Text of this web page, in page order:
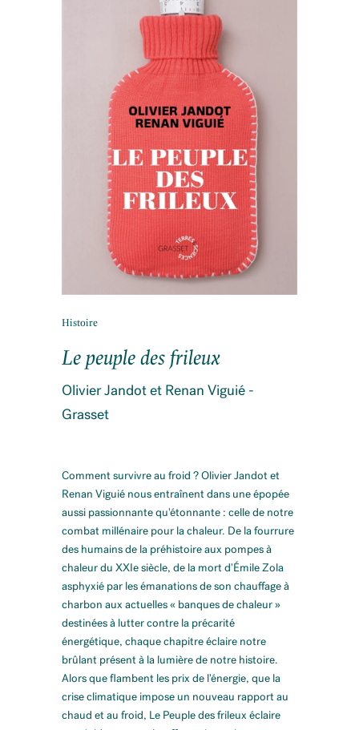
Histoire
Le peuple des frileux
Olivier Jandot et Renan Viguié -
Grasset
Comment survivre au froid ? Olivier Jandot et
Renan Viguié nous entraînent dans une épopée
aussi passionnante qu'étonnante : celle de notre
combat millénaire pour la chaleur. De la fourrure
des humains de la préhistoire aux pompes à
chaleur du XXIe siècle, de la mort d'Émile Zola
asphyxié par les émanations de son chauffage à
charbon aux actuelles « banques de chaleur »
destinées à lutter contre la précarité
énergétique, chaque chapitre éclaire notre
brûlant présent à la lumière de notre histoire.
Alors que flambent les prix de l'énergie, que la
crise climatique impose un nouveau rapport au
chaud et au froid, Le Peuple des frileux éclaire